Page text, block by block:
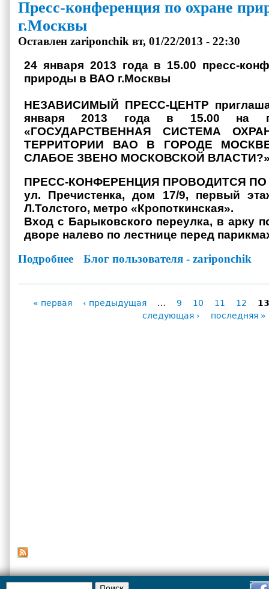
Пресс-конференция по охране
г.Москвы
Оставлен zariponchik вт, 01/22/2013 - 22:30
24 января 2013 года в 15.00 пресс-
природы в ВАО г.Москвы
НЕЗАВИСИМЫЙ ПРЕСС-ЦЕНТР
января 2013 года в 15.00 на
«ГОСУДАРСТВЕННАЯ СИСТЕМА
ТЕРРИТОРИИ ВАО В ГОРОДЕ
СЛАБОЕ ЗВЕНО МОСКОВСКОЙ
ПРЕСС-КОНФЕРЕНЦИЯ ПРОВОДИТСЯ ПО
ул. Пречистенка, дом 17/9, первый
Л.Толстого, метро «Кропоткинская».
Вход с Барыковского переулка, в арку
дворе налево по лестнице перед
Подробнее о Пресс-конференция по охране природы в ВАО г.Москвы
Блог пользователя - zariponchik
Страницы
« первая ‹ предыдущая … 9 10 11 12
13
следующая ›
последняя »